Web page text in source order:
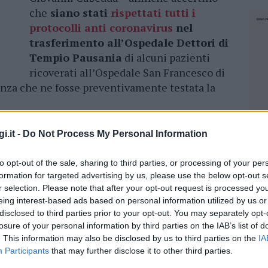
- Do Not Process My Personal Information
opt-out of the sale, sharing to third parties, or processing of your
for targeted advertising by us, please use the below opt-out
selection. Please note that after your opt-out request is processed
interest-based ads based on personal information utilized by us
to third parties prior to your opt-out. You may separately
of your personal information by third parties on the IAB’s list of
This information may also be disclosed by us to third parties on the
Participants that may further disclose it to other third parties.
che siano stati rispettati tutti i
protocolli anti coronavirus nel
trasferimento all’Ospedale Dettori di
Tempio Pausania di alcuni pazienti
ricoverati all’Ospedale San Francesco di
che ne fosse preventivamente testata la
la Procura avvia accertamenti
– un altro paziente proveniente dal
risultato positivoal coronavirus dopo il
di Tempio, rendendonecessaria
sanitarioche vi era entrato in
è inprima linea per fronteggiare
che gli venga riservata la massima tutela”,